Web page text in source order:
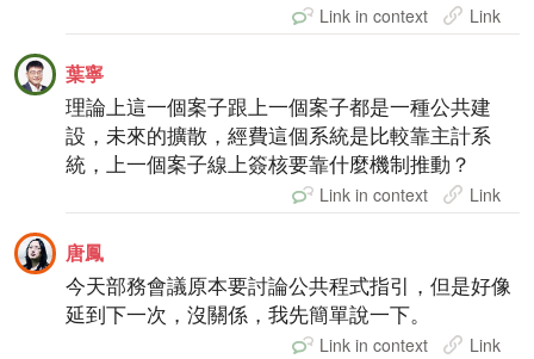
Link in context Link
葉寧
理論上這一個案子跟上一個案子都是一種公共建
設，未來的擴散，經費這個系統是比較靠主計系
統，上一個案子線上簽核要靠什麼機制推動？
Link in context Link
唐鳳
今天部務會議原本要討論公共程式指引，但是好像
延到下一次，沒關係，我先簡單說一下。
Link in context Link